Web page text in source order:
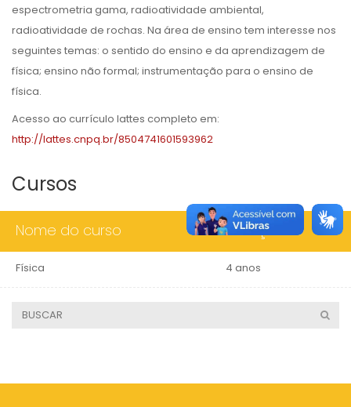
espectrometria gama, radioatividade ambiental,
radioatividade de rochas. Na área de ensino tem interesse nos
seguintes temas: o sentido do ensino e da aprendizagem de
física; ensino não formal; instrumentação para o ensino de
física.
Acesso ao currículo lattes completo em:
http://lattes.cnpq.br/8504741601593962
Cursos
Nome do curso Duração
Física 4 anos